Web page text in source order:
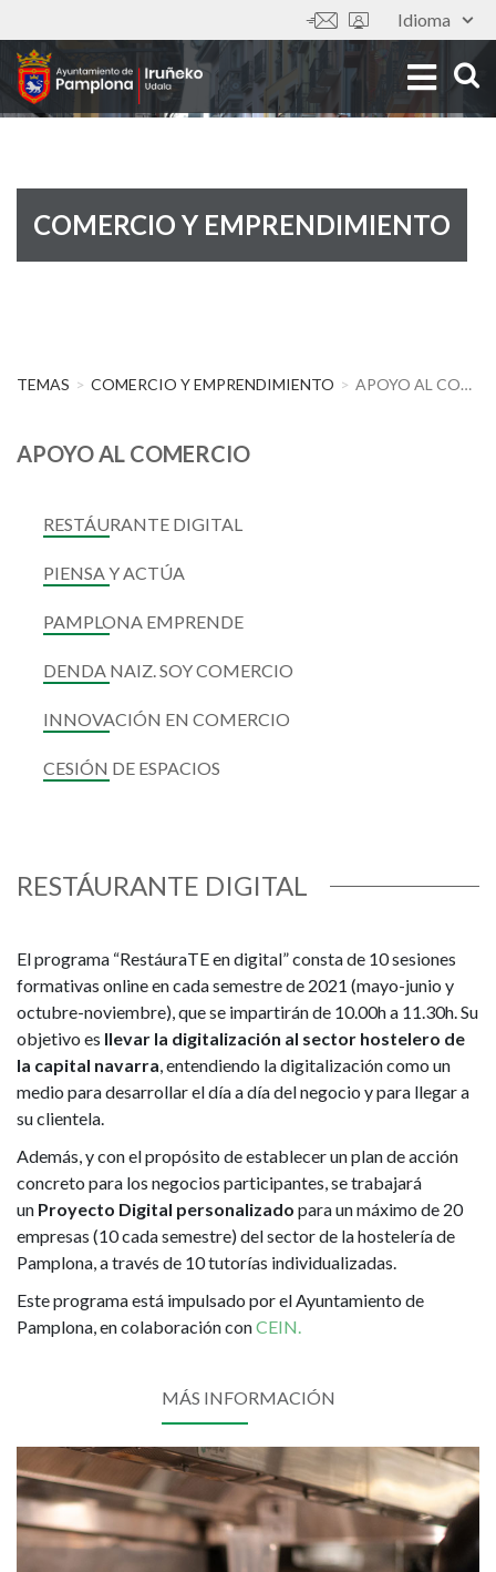
al
contenido
principal
Idioma
Tools
Imagen
COMERCIO Y EMPRENDIMIENTO
TEMAS COMERCIO Y EMPRENDIMIENTO APOYO AL COMERCIO
APOYO AL COMERCIO
RESTÁURANTE DIGITAL
PIENSA Y ACTÚA
PAMPLONA EMPRENDE
DENDA NAIZ. SOY COMERCIO
INNOVACIÓN EN COMERCIO
CESIÓN DE ESPACIOS
RESTÁURANTE DIGITAL
El programa “RestáuraTE en digital” consta de 10 sesiones
formativas online en cada semestre de 2021 (mayo-junio y
octubre-noviembre), que se impartirán de 10.00h a 11.30h. Su
objetivo es llevar la digitalización al sector hostelero de
la capital navarra, entendiendo la digitalización como un
medio para desarrollar el día a día del negocio y para llegar a
su clientela.
Además, y con el propósito de establecer un plan de acción
concreto para los negocios participantes, se trabajará
un Proyecto Digital personalizado para un máximo de 20
empresas (10 cada semestre) del sector de la hostelería de
Pamplona, a través de 10 tutorías individualizadas.
Este programa está impulsado por el Ayuntamiento de
Pamplona, en colaboración conCEIN.
MÁS INFORMACIÓN